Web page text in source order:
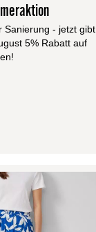
Sanierung - jetzt gibt
5% Rabatt auf